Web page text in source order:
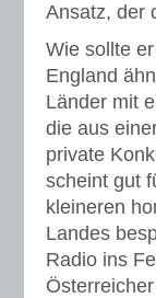
Ansatz, der
Wie sollte
England
Länder mit
die aus
private
scheint gut
kleineren
Landes
Radio ins